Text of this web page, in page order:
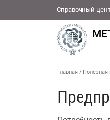
Справочный
Главная / Полезная